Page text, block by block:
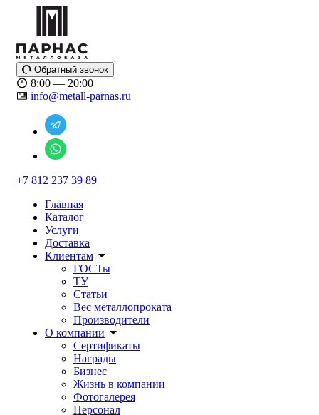
Обратный звонок
8:00 — 20:00
info@metall-parnas.ru
+7 812 237 39 89
Главная
Каталог
Услуги
Доставка
Клиентам
ГОСТы
ТУ
Статьи
Вес металлопроката
Производители
О компании
Сертификаты
Награды
Бизнес
Жизнь в компании
Фотогалерея
Персонал